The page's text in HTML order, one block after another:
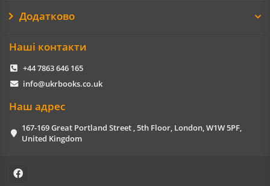
Додатково
Наші контакти
+44 7863 646 165
info@ukrbooks.co.uk
Наш адрес
167-169 Great Portland Street , 5th Floor, London, W1W 5PF,
United Kingdom